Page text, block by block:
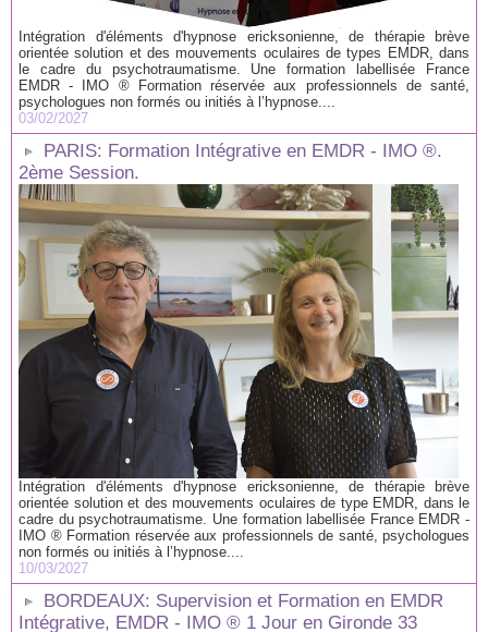
Intégration d'éléments d'hypnose ericksonienne, de thérapie brève
orientée solution et des mouvements oculaires de types EMDR, dans
le cadre du psychotraumatisme. Une formation labellisée France
EMDR - IMO ® Formation réservée aux professionnels de santé,
psychologues non formés ou initiés à l’hypnose....
03/02/2027
PARIS: Formation Intégrative en EMDR - IMO ®.
2ème Session.
Intégration d'éléments d'hypnose ericksonienne, de thérapie brève
orientée solution et des mouvements oculaires de type EMDR, dans le
cadre du psychotraumatisme. Une formation labellisée France EMDR -
IMO ® Formation réservée aux professionnels de santé, psychologues
non formés ou initiés à l’hypnose....
10/03/2027
BORDEAUX: Supervision et Formation en EMDR
Intégrative, EMDR - IMO ® 1 Jour en Gironde 33